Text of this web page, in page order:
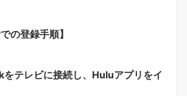
の登録手順】
テレビに接続し、Huluアプリをイ